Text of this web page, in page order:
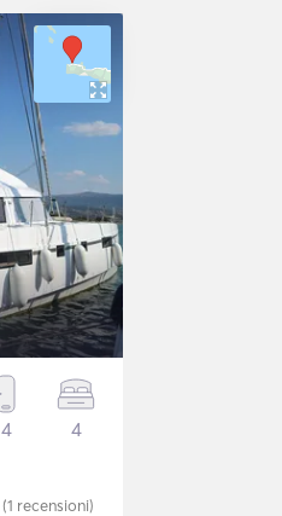
4 4
(1 recensioni)